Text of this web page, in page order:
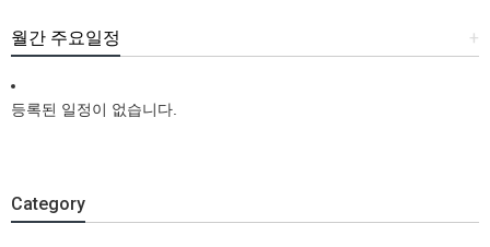
+
월간 주요일정
등록된 일정이 없습니다.
Category